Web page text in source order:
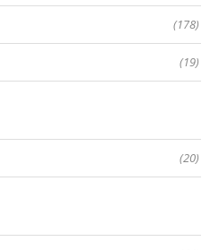
(178)
(19)
(20)